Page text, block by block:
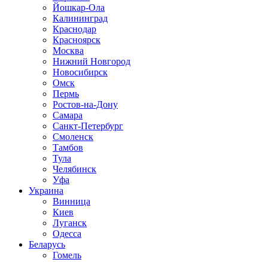
Йошкар-Ола
Калининград
Краснодар
Красноярск
Москва
Нижний Новгород
Новосибирск
Омск
Пермь
Ростов-на-Дону
Самара
Санкт-Петербург
Смоленск
Тамбов
Тула
Челябинск
Уфа
Украина
Винница
Киев
Луганск
Одесса
Беларусь
Гомель